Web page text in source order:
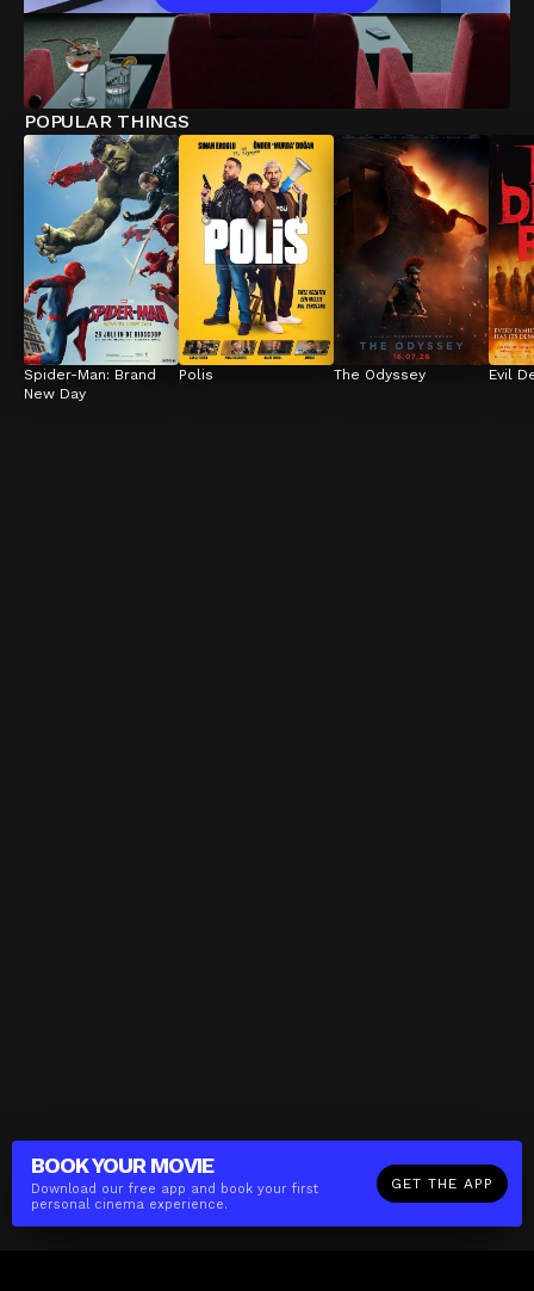
BOOK YOUR MOVIE
Download our free app and book your first
personal cinema experience.
GET THE APP
POPULAR THINGS
Spider-Man: Brand
New Day
Polis The Odyssey Evil